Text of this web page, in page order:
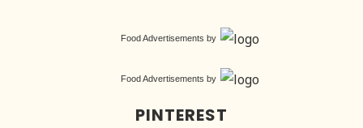
Food Advertisements by
Food Advertisements by
PINTEREST